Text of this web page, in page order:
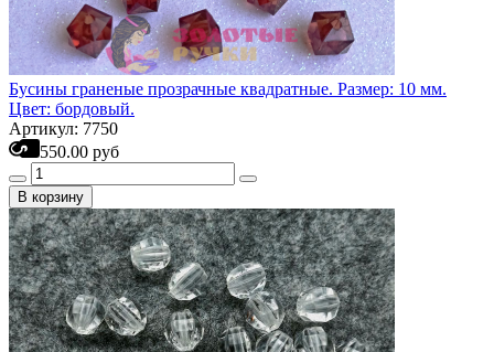
Бусины граненые прозрачные квадратные. Размер: 10 мм.
Цвет: бордовый.
Артикул: 7750
550.00 руб
В корзину